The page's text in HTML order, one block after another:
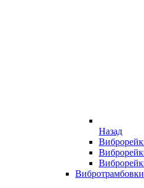
Назад
Вибротрамбовки